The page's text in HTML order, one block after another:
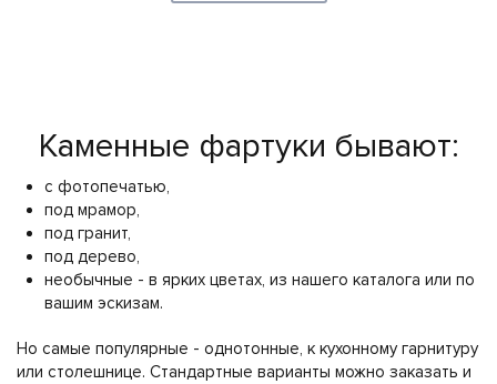
Каменные фартуки бывают:
с фотопечатью,
под мрамор,
под гранит,
под дерево,
необычные - в ярких цветах, из нашего каталога или по
вашим эскизам.
Но самые популярные - однотонные, к кухонному гарнитуру
или столешнице. Стандартные варианты можно заказать и